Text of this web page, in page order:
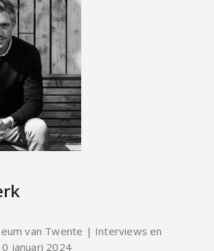
van Twente | Interviews en
januari 2024